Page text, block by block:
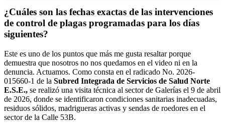
¿Cuáles son las fechas exactas de las intervenciones
de control de plagas programadas para los días
siguientes?
Este es uno de los puntos que más me gusta resaltar porque
demuestra que nosotros no nos quedamos en el video ni en la
denuncia. Actuamos. Como consta en el radicado No. 2026-
015660-1 de la Subred Integrada de Servicios de Salud Norte
E.S.E., se realizó una visita técnica al sector de Galerías el 9 de abril
de 2026, donde se identificaron condiciones sanitarias inadecuadas,
residuos sólidos, madrigueras activas y sendas de roedores en el
sector de la Calle 53B.